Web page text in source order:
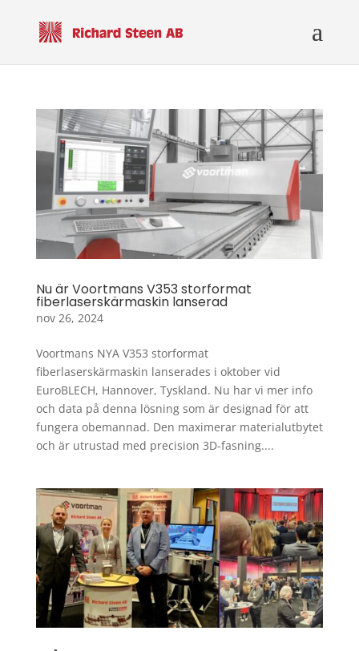
Nu är Voortmans V353 storformat
fiberlaserskärmaskin lanserad
nov 26, 2024
Voortmans NYA V353 storformat
fiberlaserskärmaskin lanserades i oktober vid
EuroBLECH, Hannover, Tyskland. Nu har vi mer info
och data på denna lösning som är designad för att
fungera obemannad. Den maximerar materialutbytet
och är utrustad med precision 3D-fasning....